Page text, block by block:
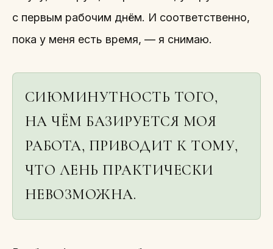
с первым рабочим днём. И соответственно,
пока у меня есть время, — я снимаю.
CИЮМИНУТНОСТЬ ТОГО,
НА ЧЁМ БАЗИРУЕТСЯ МОЯ
РАБОТА, ПРИВОДИТ К ТОМУ,
ЧТО ЛЕНЬ ПРАКТИЧЕСКИ
НЕВОЗМОЖНА.